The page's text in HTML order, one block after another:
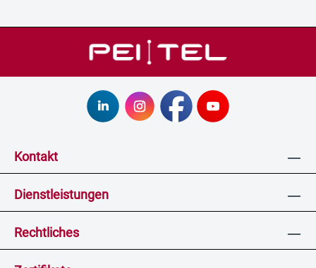
Kontakt
Dienstleistungen
Rechtliches